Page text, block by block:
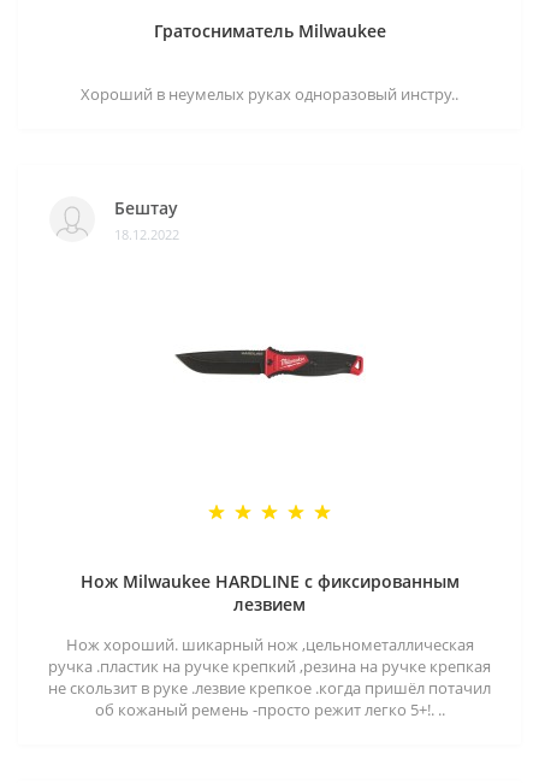
Гратосниматель Milwaukee
Хороший в неумелых руках одноразовый инстру..
Бештау
18.12.2022
Нож Milwaukee HARDLINE с фиксированным
лезвием
Нож хороший. шикарный нож ,цельнометаллическая
ручка .пластик на ручке крепкий ,резина на ручке крепкая
не скользит в руке .лезвие крепкое .когда пришёл потачил
об кожаный ремень -просто режит легко 5+!. ..